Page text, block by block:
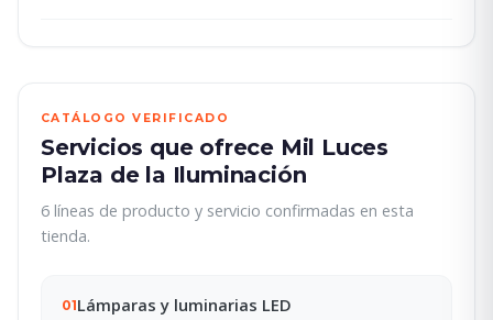
CATÁLOGO VERIFICADO
Servicios que ofrece Mil Luces
Plaza de la Iluminación
6 líneas de producto y servicio confirmadas en esta
tienda.
01Lámparas y luminarias LED